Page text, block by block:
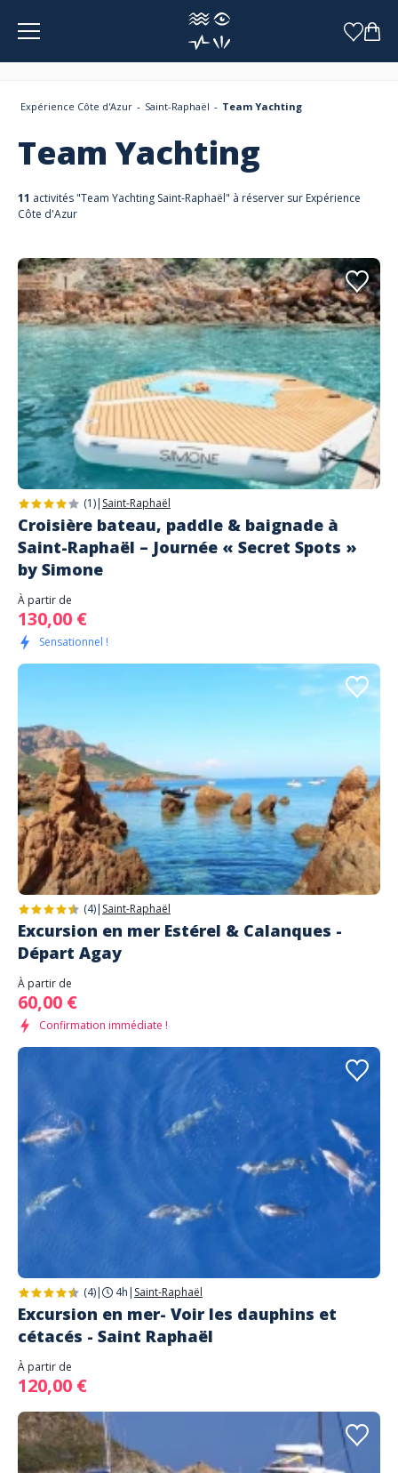
Panneau de gestion des cookies
Expérience Côte d'Azur Saint-Raphaël Team Yachting
Team Yachting
11 activités "Team Yachting Saint-Raphaël" à réserver sur Expérience
Côte d'Azur
(1)| Saint-Raphaël
Croisière bateau, paddle & baignade à
Saint-Raphaël – Journée « Secret Spots »
by Simone
À partir de
130,00 €
Sensationnel !
(4)| Saint-Raphaël
Excursion en mer Estérel & Calanques -
Départ Agay
À partir de
60,00 €
Confirmation immédiate !
(4)| 4h | Saint-Raphaël
Excursion en mer- Voir les dauphins et
cétacés - Saint Raphaël
À partir de
120,00 €